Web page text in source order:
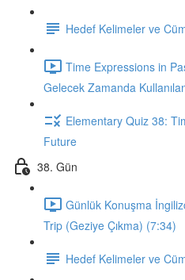
Hedef Kelimeler ve
Time Expressions in
Gelecek Zamanda
Elementary Quiz 38:
Future
38. Gün
Günlük Konuşma
Trip (Geziye Çıkma) (7:34)
Hedef Kelimeler ve